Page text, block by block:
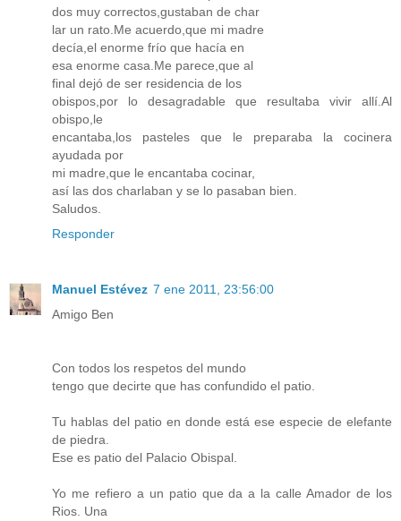
dos muy correctos,gustaban de char
lar un rato.Me acuerdo,que mi madre
decía,el enorme frío que hacía en
esa enorme casa.Me parece,que al
final dejó de ser residencia de los
obispos,por lo desagradable que resultaba vivir allí.Al
obispo,le
encantaba,los pasteles que le preparaba la cocinera
ayudada por
mi madre,que le encantaba cocinar,
así las dos charlaban y se lo pasaban bien.
Saludos.
Responder
Manuel Estévez 7 ene 2011, 23:56:00
Amigo Ben
Con todos los respetos del mundo
tengo que decirte que has confundido el patio.
Tu hablas del patio en donde está ese especie de elefante
de piedra.
Ese es patio del Palacio Obispal.
Yo me refiero a un patio que da a la calle Amador de los
Rios. Una